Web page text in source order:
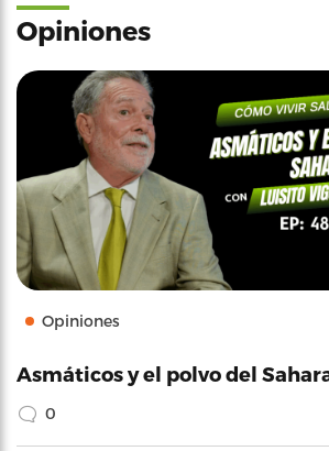
Opiniones
Opiniones
Asmáticos y el polvo del
0